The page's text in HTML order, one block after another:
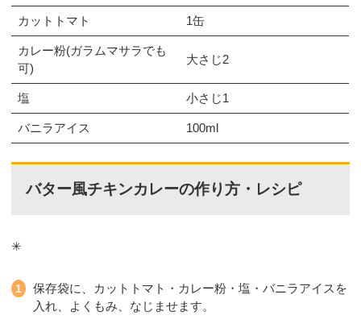
カットトマト 1缶
カレー粉(ガラムマサラでも
可)
大さじ2
塩 小さじ1
バニラアイス 100ml
バター風チキンカレーの作り方・レシピ
✳︎
保存袋に、カットトマト・カレー粉・塩・バニラアイスを
入れ、よくもみ、なじませます。